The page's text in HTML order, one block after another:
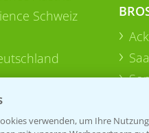
Schweiz
verwenden, um Ihre